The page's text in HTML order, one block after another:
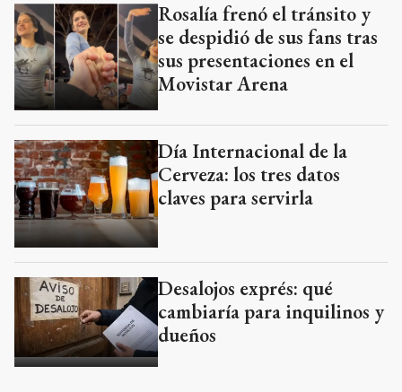
Rosalía frenó el tránsito y
se despidió de sus fans tras
sus presentaciones en el
Movistar Arena
Día Internacional de la
Cerveza: los tres datos
claves para servirla
Desalojos exprés: qué
cambiaría para inquilinos y
dueños